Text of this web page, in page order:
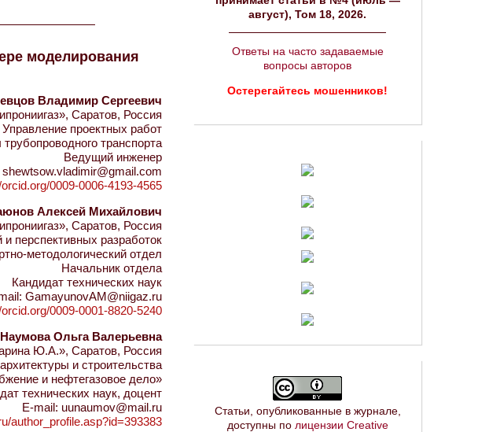
моделирования
Владимир Сергеевич
Саратов, Россия
Управление проектных работ
транспорта
Ведущий инженер
shewtsow.vladimir@gmail.com
0009-0006-4193-4565
Алексей Михайлович
Саратов, Россия
перспективных разработок
методологический отдел
Начальник отдела
Кандидат технических наук
GamayunovAM@niigaz.ru
0009-0001-8820-5240
Наумова Ольга Валерьевна
Ю.А.», Саратов, Россия
и строительства
и нефтегазовое дело»
технических наук, доцент
E-mail: uunaumov@mail.ru
author_profile.asp?id=393383
август), Том 18, 2026.
Ответы на часто задаваемые
вопросы авторов
Остерегайтесь мошенников!
Статьи, опубликованные в журнале,
доступны по лицензии Creative